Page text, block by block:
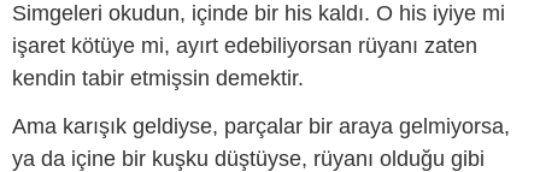
Simgeleri okudun, içinde bir his kaldı. O his iyiye mi
işaret kötüye mi, ayırt edebiliyorsan rüyanı zaten
kendin tabir etmişsin demektir.
Ama karışık geldiyse, parçalar bir araya gelmiyorsa,
ya da içine bir kuşku düştüyse, rüyanı olduğu gibi